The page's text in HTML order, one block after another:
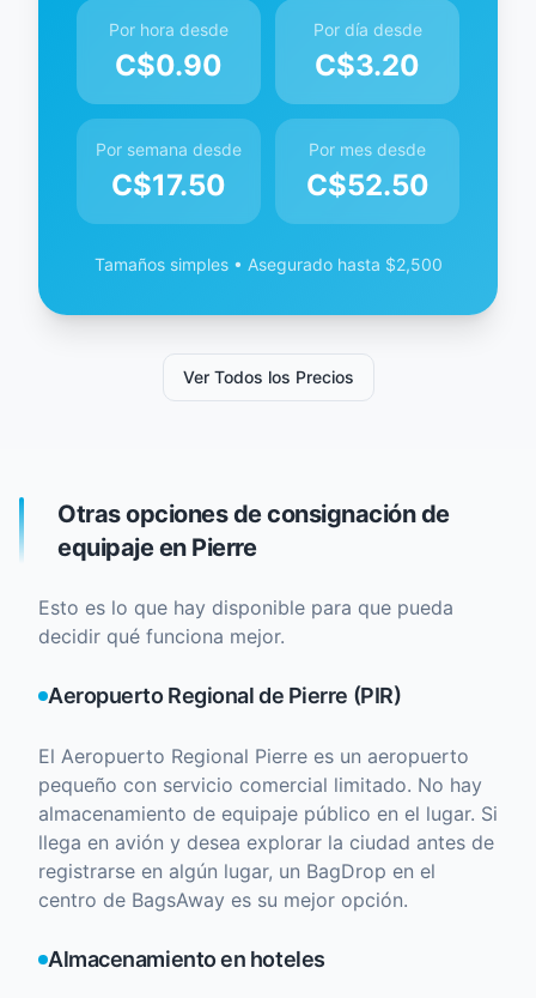
Por hora desde
C$0.90
Por día desde
C$3.20
Por semana desde
C$17.50
Por mes desde
C$52.50
Tamaños simples • Asegurado hasta $2,500
Ver Todos los Precios
Otras opciones de consignación de
equipaje en Pierre
Esto es lo que hay disponible para que pueda
decidir qué funciona mejor.
Aeropuerto Regional de Pierre (PIR)
El Aeropuerto Regional Pierre es un aeropuerto
pequeño con servicio comercial limitado. No hay
almacenamiento de equipaje público en el lugar. Si
llega en avión y desea explorar la ciudad antes de
registrarse en algún lugar, un BagDrop en el
centro de BagsAway es su mejor opción.
Almacenamiento en hoteles